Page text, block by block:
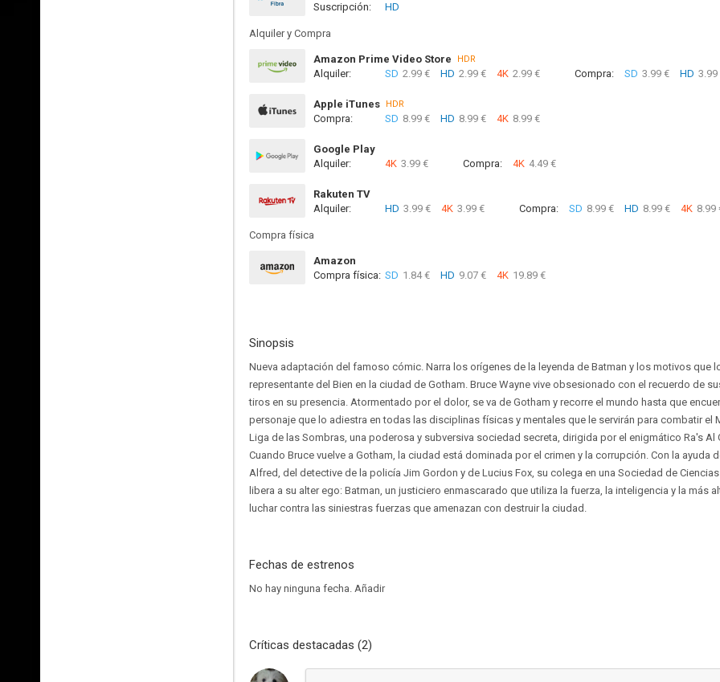
Suscripción: HD
Alquiler y Compra
Amazon Prime Video Store HDR
Alquiler: SD 2.99 € HD 2.99 € 4K 2.99 € Compra: SD 3.99 € HD 3.99
Apple iTunes HDR
Compra: SD 8.99 € HD 8.99 € 4K 8.99 €
Google Play
Alquiler:
4K 3.99 € Compra: 4K 4.49 €
Rakuten TV
Alquiler:
HD 3.99 € 4K 3.99 € Compra: SD 8.99 € HD 8.99 € 4K 8.99
Compra física
Amazon
Compra física: SD 1.84 € HD 9.07 € 4K 19.89 €
Sinopsis
Nueva adaptación del famoso cómic. Narra los orígenes de la leyenda de Batman y los motivos que
representante del Bien en la ciudad de Gotham. Bruce Wayne vive obsesionado con el recuerdo de
tiros en su presencia. Atormentado por el dolor, se va de Gotham y recorre el mundo hasta que
personaje que lo adiestra en todas las disciplinas físicas y mentales que le servirán para combatir el
Liga de las Sombras, una poderosa y subversiva sociedad secreta, dirigida por el enigmático Ra's Al
Cuando Bruce vuelve a Gotham, la ciudad está dominada por el crimen y la corrupción. Con la ayuda
Alfred, del detective de la policía Jim Gordon y de Lucius Fox, su colega en una Sociedad de
libera a su alter ego: Batman, un justiciero enmascarado que utiliza la fuerza, la inteligencia y la más
luchar contra las siniestras fuerzas que amenazan con destruir la ciudad.
Fechas de estrenos
No hay ninguna fecha. Añadir
Críticas destacadas (2)